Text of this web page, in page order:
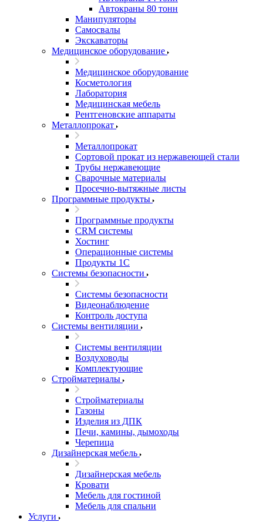
Автокраны 80 тонн
Манипуляторы
Самосвалы
Экскаваторы
Медицинское оборудование
Медицинское оборудование
Косметология
Лаборатория
Медицинская мебель
Рентгеновские аппараты
Металлопрокат
Металлопрокат
Сортовой прокат из нержавеющей стали
Трубы нержавеющие
Сварочные материалы
Просечно-вытяжные листы
Программные продукты
Программные продукты
CRM системы
Хостинг
Операционные системы
Продукты 1С
Системы безопасности
Системы безопасности
Видеонаблюдение
Контроль доступа
Системы вентиляции
Системы вентиляции
Воздуховоды
Комплектующие
Стройматериалы
Стройматериалы
Газоны
Изделия из ДПК
Печи, камины, дымоходы
Черепица
Дизайнерская мебель
Дизайнерская мебель
Кровати
Мебель для гостиной
Мебель для спальни
Услуги